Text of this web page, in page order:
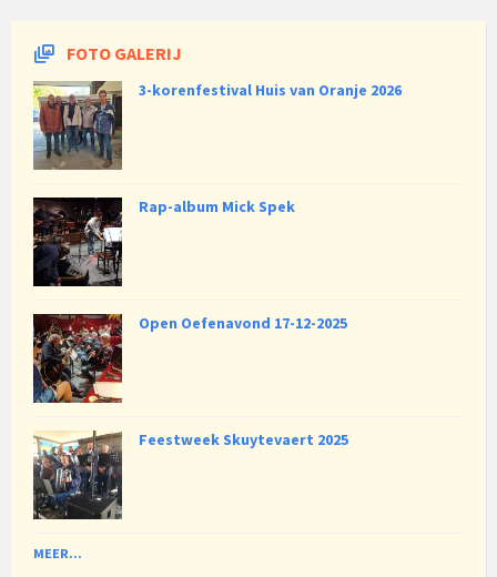
FOTO GALERIJ
3-korenfestival Huis van Oranje 2026
Rap-album Mick Spek
Open Oefenavond 17-12-2025
Feestweek Skuytevaert 2025
MEER...